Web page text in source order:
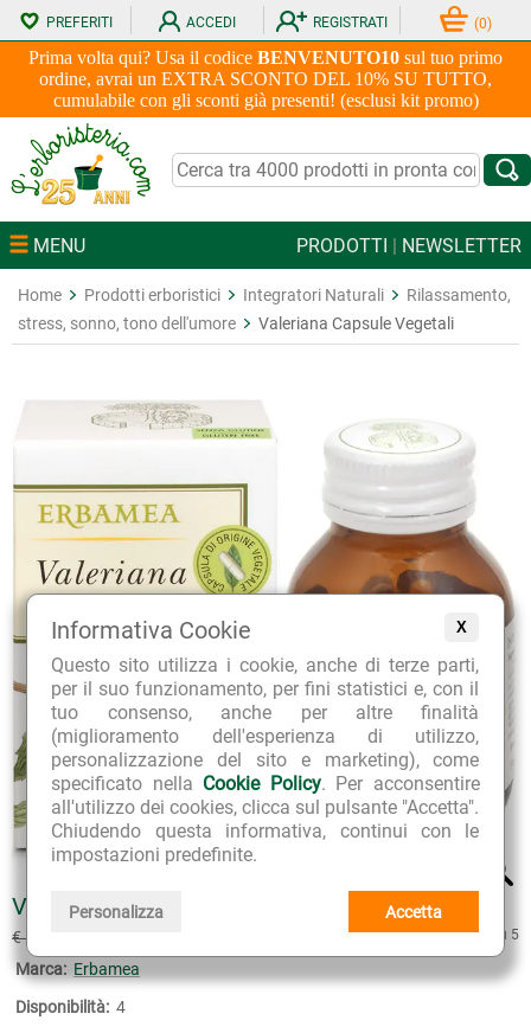
X
Informativa Cookie
Questo sito utilizza i cookie, anche di terze parti,
per il suo funzionamento, per fini statistici e, con il
tuo consenso, anche per altre finalità
(miglioramento dell'esperienza di utilizzo,
personalizzazione del sito e marketing), come
specificato nella Cookie Policy. Per acconsentire
all'utilizzo dei cookies, clicca sul pulsante "Accetta".
Chiudendo questa informativa, continui con le
impostazioni predefinite.
Personalizza Accetta
Prima volta qui? Usa il codice BENVENUTO10 sul tuo primo
ordine, avrai un EXTRA SCONTO DEL 10% SU TUTTO,
cumulabile con gli sconti già presenti! (esclusi kit promo)
PREFERITI ACCEDI REGISTRATI (0)
MENU PRODOTTI | NEWSLETTER
Home Prodotti erboristici Integratori Naturali
Rilassamento,
stress, sonno, tono dell'umore
Valeriana Capsule Vegetali
VALERIANA CAPSULE VEGETALI
€ 14.50 5 su 5
Marca: Erbamea
Disponibilità: 4